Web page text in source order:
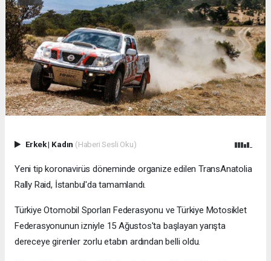
Erkek| Kadın (Haberi Sesli Oku)
Yeni tip koronavirüs döneminde organize edilen TransAnatolia
Rally Raid, İstanbul'da tamamlandı.
Türkiye Otomobil Sporları Federasyonu ve Türkiye Motosiklet
Federasyonunun izniyle 15 Ağustos'ta başlayan yarışta
dereceye girenler zorlu etabın ardından belli oldu.